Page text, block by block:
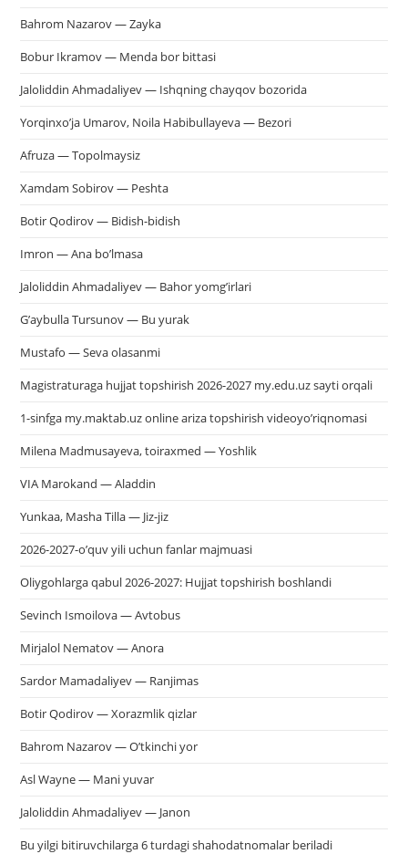
Bahrom Nazarov — Zayka
Bobur Ikramov — Menda bor bittasi
Jaloliddin Ahmadaliyev — Ishqning chayqov bozorida
Yorqinxo’ja Umarov, Noila Habibullayeva — Bezori
Afruza — Topolmaysiz
Xamdam Sobirov — Peshta
Botir Qodirov — Bidish-bidish
Imron — Ana bo’lmasa
Jaloliddin Ahmadaliyev — Bahor yomg’irlari
G’aybulla Tursunov — Bu yurak
Mustafo — Seva olasanmi
Magistraturaga hujjat topshirish 2026-2027 my.edu.uz sayti orqali
1-sinfga my.maktab.uz online ariza topshirish videoyo’riqnomasi
Milena Madmusayeva, toiraxmed — Yoshlik
VIA Marokand — Aladdin
Yunkaa, Masha Tilla — Jiz-jiz
2026-2027-o’quv yili uchun fanlar majmuasi
Oliygohlarga qabul 2026-2027: Hujjat topshirish boshlandi
Sevinch Ismoilova — Avtobus
Mirjalol Nematov — Anora
Sardor Mamadaliyev — Ranjimas
Botir Qodirov — Xorazmlik qizlar
Bahrom Nazarov — O’tkinchi yor
Asl Wayne — Mani yuvar
Jaloliddin Ahmadaliyev — Janon
Bu yilgi bitiruvchilarga 6 turdagi shahodatnomalar beriladi